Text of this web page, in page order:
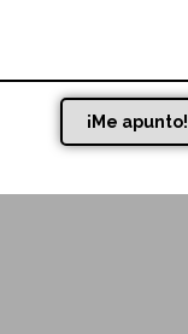
¡Me apunto!